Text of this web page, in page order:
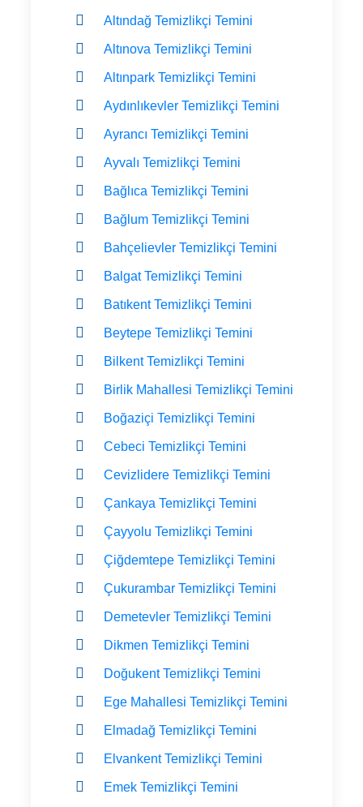
Altındağ Temizlikçi Temini
Altınova Temizlikçi Temini
Altınpark Temizlikçi Temini
Aydınlıkevler Temizlikçi Temini
Ayrancı Temizlikçi Temini
Ayvalı Temizlikçi Temini
Bağlıca Temizlikçi Temini
Bağlum Temizlikçi Temini
Bahçelievler Temizlikçi Temini
Balgat Temizlikçi Temini
Batıkent Temizlikçi Temini
Beytepe Temizlikçi Temini
Bilkent Temizlikçi Temini
Birlik Mahallesi Temizlikçi Temini
Boğaziçi Temizlikçi Temini
Cebeci Temizlikçi Temini
Cevizlidere Temizlikçi Temini
Çankaya Temizlikçi Temini
Çayyolu Temizlikçi Temini
Çiğdemtepe Temizlikçi Temini
Çukurambar Temizlikçi Temini
Demetevler Temizlikçi Temini
Dikmen Temizlikçi Temini
Doğukent Temizlikçi Temini
Ege Mahallesi Temizlikçi Temini
Elmadağ Temizlikçi Temini
Elvankent Temizlikçi Temini
Emek Temizlikçi Temini